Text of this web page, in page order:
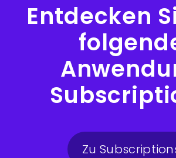
Entdecken
Zu